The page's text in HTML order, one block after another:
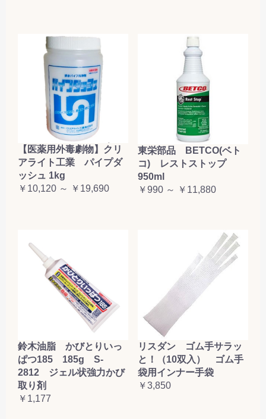
【医薬用外毒劇物】クリ
アライト工業 パイプダ
ッシュ 1kg
￥10,120 ～ ￥19,690
東栄部品 BETCO(ベト
コ) レストストップ
950ml
￥990 ～ ￥11,880
鈴木油脂 かびとりいっ
ぱつ185 185g S-
2812 ジェル状強力かび
取り剤
￥1,177
リスダン ゴム手サラッ
と！（10双入） ゴム手
袋用インナー手袋
￥3,850